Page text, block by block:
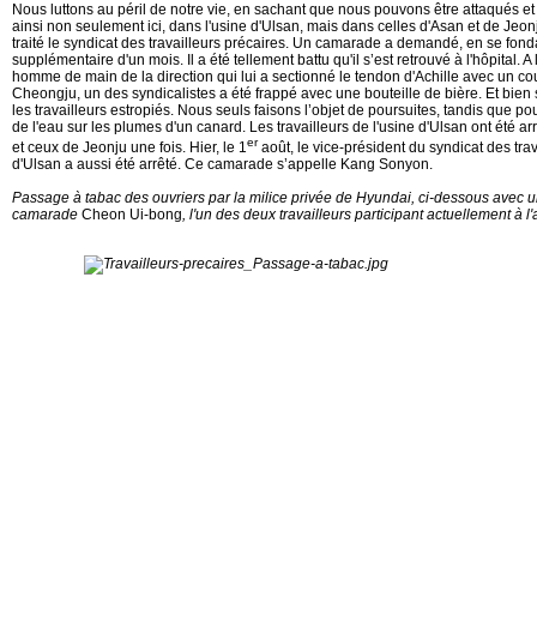
Nous luttons au péril de notre vie, en sachant que nous pouvons être attaqués et
ainsi non seulement ici, dans l'usine d'Ulsan, mais dans celles d'Asan et de
traité le syndicat des travailleurs précaires. Un camarade a demandé, en se
supplémentaire d'un mois. Il a été tellement battu qu'il s’est retrouvé à l'hôpital.
homme de main de la direction qui lui a sectionné le tendon d'Achille avec un
Cheongju, un des syndicalistes a été frappé avec une bouteille de bière. Et bien
les travailleurs estropiés. Nous seuls faisons l’objet de poursuites, tandis que
de l'eau sur les plumes d'un canard. Les travailleurs de l'usine d'Ulsan ont été
et ceux de Jeonju une fois. Hier, le 1er août, le vice-président du syndicat des
d'Ulsan a aussi été arrêté. Ce camarade s’appelle Kang Sonyon.
Passage à tabac des ouvriers par la milice privée de Hyundai, ci-dessous avec
camarade Cheon Ui-bong, l'un des deux travailleurs participant actuellement à